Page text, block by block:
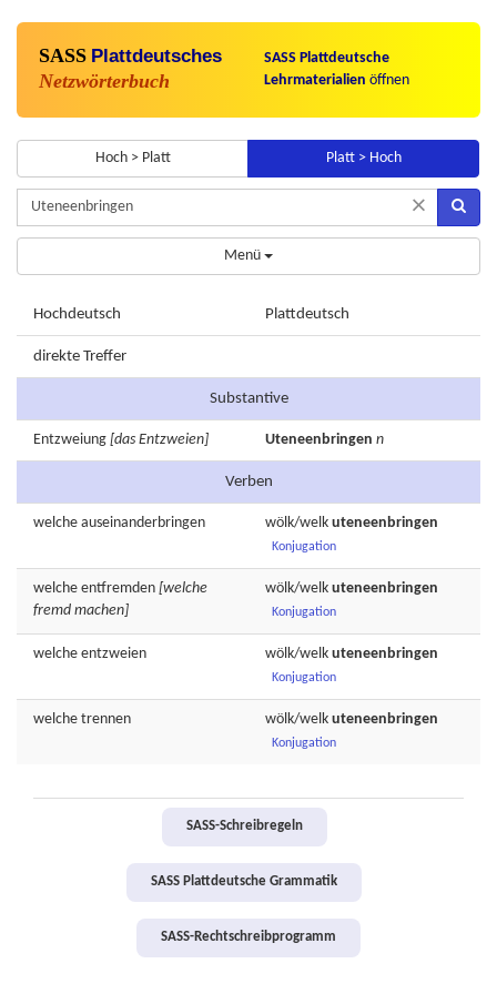
SASS Plattdeutsches
Netzwörterbuch
SASS Plattdeutsche
Lehrmaterialien öffnen
Hoch > Platt Platt > Hoch
×
Menü
Hochdeutsch Plattdeutsch
direkte Treffer
Substantive
Entzweiung [das Entzweien] Uteneenbringen n
Verben
welche auseinanderbringen wölk/welk uteneenbringen
Konjugation
welche entfremden [welche
fremd machen]
wölk/welk uteneenbringen
Konjugation
welche entzweien wölk/welk uteneenbringen
Konjugation
welche trennen wölk/welk uteneenbringen
Konjugation
SASS-Schreibregeln
SASS Plattdeutsche Grammatik
SASS-Rechtschreibprogramm